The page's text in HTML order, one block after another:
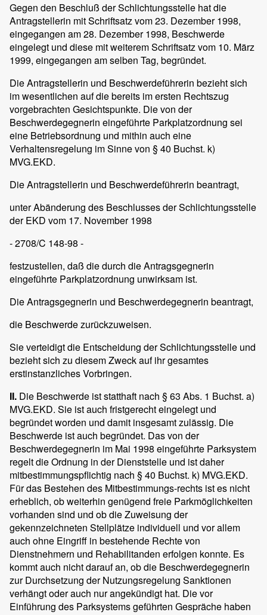
Gegen den Beschluß der Schlichtungsstelle hat die
Antragstellerin mit Schriftsatz vom 23. Dezember 1998,
eingegangen am 28. Dezember 1998, Beschwerde
eingelegt und diese mit weiterem Schriftsatz vom 10. März
1999, eingegangen am selben Tag, begründet.
Die Antragstellerin und Beschwerdeführerin bezieht sich
im wesentlichen auf die bereits im ersten Rechtszug
vorgebrachten Gesichtspunkte. Die von der
Beschwerdegegnerin eingeführte Parkplatzordnung sei
eine Betriebsordnung und mithin auch eine
Verhaltensregelung im Sinne von § 40 Buchst. k)
MVG.EKD.
Die Antragstellerin und Beschwerdeführerin beantragt,
unter Abänderung des Beschlusses der Schlichtungsstelle
der EKD vom 17. November 1998
- 2708/C 148-98 -
festzustellen, daß die durch die Antragsgegnerin
eingeführte Parkplatzordnung unwirksam ist.
Die Antragsgegnerin und Beschwerdegegnerin beantragt,
die Beschwerde zurückzuweisen.
Sie verteidigt die Entscheidung der Schlichtungsstelle und
bezieht sich zu diesem Zweck auf ihr gesamtes
erstinstanzliches Vorbringen.
II. Die Beschwerde ist statthaft nach § 63 Abs. 1 Buchst. a)
MVG.EKD. Sie ist auch fristgerecht eingelegt und
begründet worden und damit insgesamt zulässig. Die
Beschwerde ist auch begründet. Das von der
Beschwerdegegnerin im Mai 1998 eingeführte Parksystem
regelt die Ordnung in der Dienststelle und ist daher
mitbestimmungspflichtig nach § 40 Buchst. k) MVG.EKD.
Für das Bestehen des Mitbestimmungs-rechts ist es nicht
erheblich, ob weiterhin genügend freie Parkmöglichkeiten
vorhanden sind und ob die Zuweisung der
gekennzeichneten Stellplätze individuell und vor allem
auch ohne Eingriff in bestehende Rechte von
Dienstnehmern und Rehabilitanden erfolgen konnte. Es
kommt auch nicht darauf an, ob die Beschwerdegegnerin
zur Durchsetzung der Nutzungsregelung Sanktionen
verhängt oder auch nur angekündigt hat. Die vor
Einführung des Parksystems geführten Gespräche haben